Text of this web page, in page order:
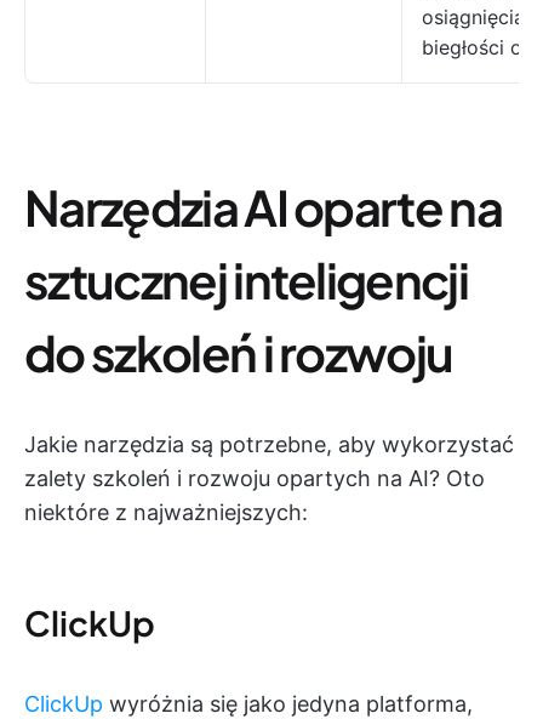
osiągnięcia
biegłości o
Narzędzia AI oparte na
sztucznej inteligencji
do szkoleń i rozwoju
Jakie narzędzia są potrzebne, aby wykorzystać
zalety szkoleń i rozwoju opartych na AI? Oto
niektóre z najważniejszych:
ClickUp
ClickUp wyróżnia się jako jedyna platforma,